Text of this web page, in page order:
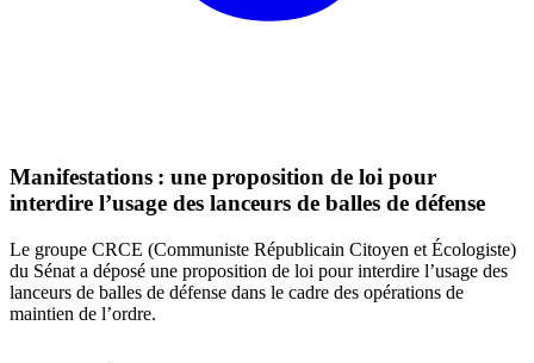
Manifestations : une proposition de loi pour
interdire l’usage des lanceurs de balles de défense
Le groupe CRCE (Communiste Républicain Citoyen et Écologiste)
du Sénat a déposé une proposition de loi pour interdire l’usage des
lanceurs de balles de défense dans le cadre des opérations de
maintien de l’ordre.